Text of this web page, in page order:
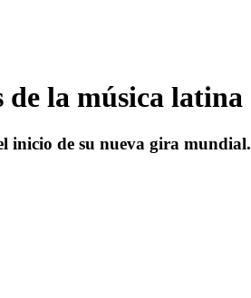
de la música latina
inicio de su nueva gira mundial.